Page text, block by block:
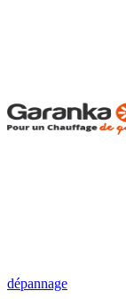
dépannage